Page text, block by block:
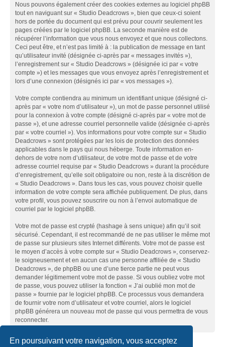
En poursuivant votre navigation, vous acceptez
Nous pouvons également créer des cookies externes au logiciel phpBB
tout en naviguant sur « Studio Deadcrows », bien que ceux-ci soient
hors de portée du document qui est prévu pour couvrir seulement les
pages créées par le logiciel phpBB. La seconde manière est de
récupérer l’information que vous nous envoyez et que nous collectons.
Ceci peut être, et n’est pas limité à : la publication de message en tant
qu’utilisateur invité (désignée ci-après par « messages invités »),
l’enregistrement sur « Studio Deadcrows » (désignée ici par « votre
compte ») et les messages que vous envoyez après l’enregistrement et
lors d’une connexion (désignés ici par « vos messages »).
Votre compte contiendra au minimum un identifiant unique (désigné ci-
après par « votre nom d’utilisateur »), un mot de passe personnel utilisé
pour la connexion à votre compte (désigné ci-après par « votre mot de
passe »), et une adresse courriel personnelle valide (désignée ci-après
par « votre courriel »). Vos informations pour votre compte sur « Studio
Deadcrows » sont protégées par les lois de protection des données
applicables dans le pays qui nous héberge. Toute information en-
dehors de votre nom d’utilisateur, de votre mot de passe et de votre
adresse courriel requise par « Studio Deadcrows » durant la procédure
d’enregistrement, qu’elle soit obligatoire ou non, reste à la discrétion de
« Studio Deadcrows ». Dans tous les cas, vous pouvez choisir quelle
information de votre compte sera affichée publiquement. De plus, dans
votre profil, vous pouvez souscrire ou non à l’envoi automatique de
courriel par le logiciel phpBB.
Votre mot de passe est crypté (hashage à sens unique) afin qu’il soit
sécurisé. Cependant, il est recommandé de ne pas utiliser le même mot
de passe sur plusieurs sites Internet différents. Votre mot de passe est
le moyen d’accès à votre compte sur « Studio Deadcrows », conservez-
le soigneusement et en aucun cas une personne affiliée de « Studio
Deadcrows », de phpBB ou une d’une tierce partie ne peut vous
demander légitimement votre mot de passe. Si vous oubliez votre mot
de passe, vous pouvez utiliser la fonction « J’ai oublié mon mot de
passe » fournie par le logiciel phpBB. Ce processus vous demandera
de fournir votre nom d’utilisateur et votre courriel, alors le logiciel
phpBB générera un nouveau mot de passe qui vous permettra de vous
reconnecter.